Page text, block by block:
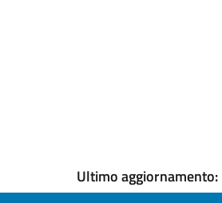
Ultimo aggiornamento: